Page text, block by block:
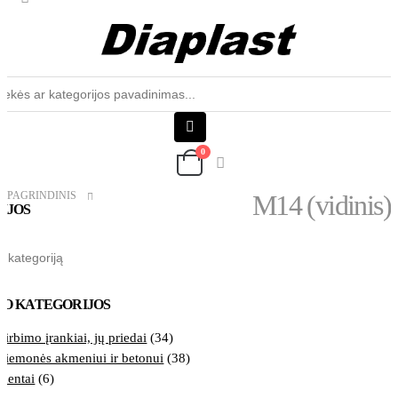
0
M14 (vidinis)
PAGRINDINIS
M14
KATEGORIJOS
įrankiai, jų priedai (34)
akmeniui ir betonui (38)
(6)